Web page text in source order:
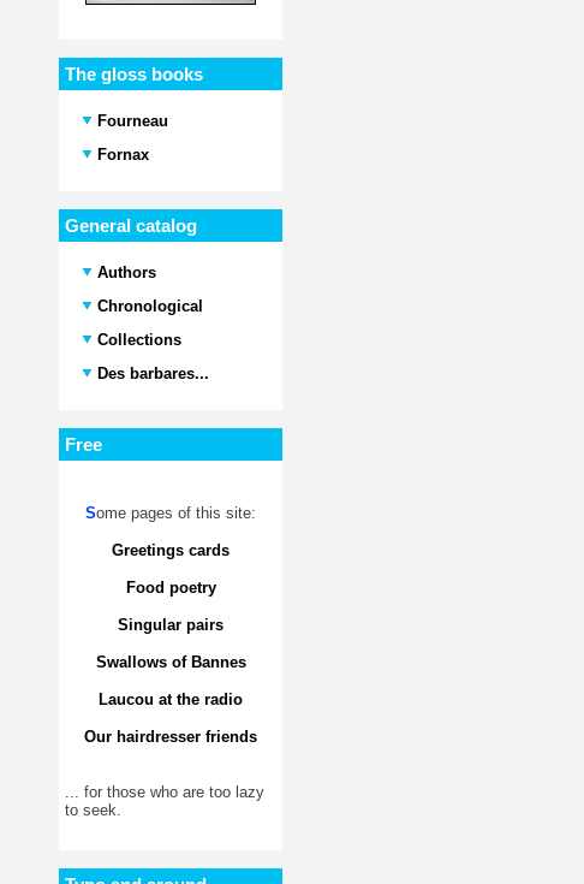
The gloss books
Fourneau
Fornax
General catalog
Authors
Chronological
Collections
Des barbares...
Free
Some pages of this site:
Greetings cards
Food poetry
Singular pairs
Swallows of Bannes
Laucou at the radio
Our hairdresser friends
... for those who are too lazy
to seek.